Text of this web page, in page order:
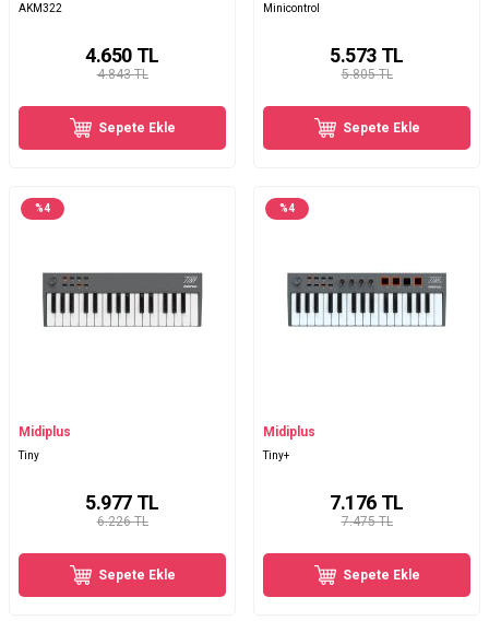
AKM322
4.843 TL
4.650 TL
Sepete Ekle
Minicontrol
5.805 TL
5.573 TL
Sepete Ekle
%4
Midiplus
Tiny
6.226 TL
5.977 TL
Sepete Ekle
%4
Midiplus
Tiny+
7.475 TL
7.176 TL
Sepete Ekle